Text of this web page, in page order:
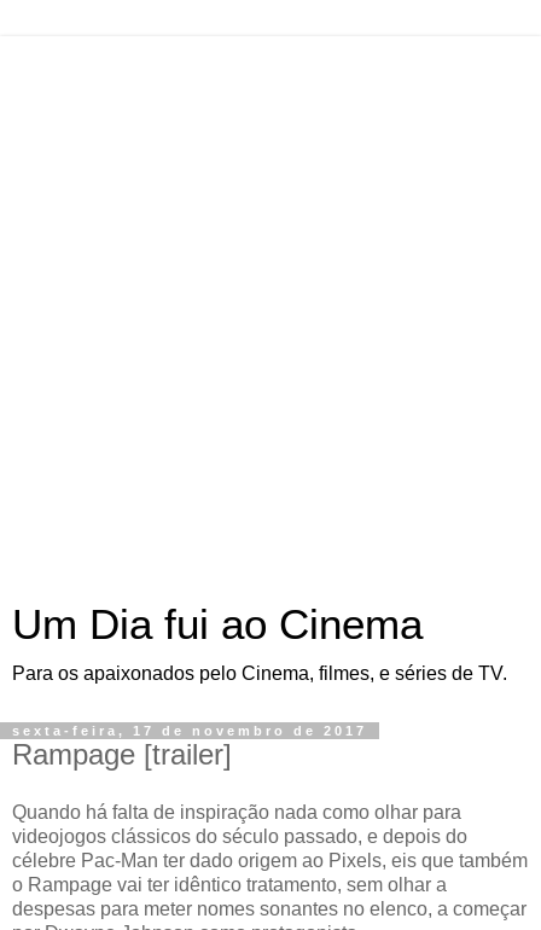
Um Dia fui ao Cinema
Para os apaixonados pelo Cinema, filmes, e séries de TV.
sexta-feira, 17 de novembro de 2017
Rampage [trailer]
Quando há falta de inspiração nada como olhar para
videojogos clássicos do século passado, e depois do
célebre Pac-Man ter dado origem ao Pixels, eis que também
o Rampage vai ter idêntico tratamento, sem olhar a
despesas para meter nomes sonantes no elenco, a começar